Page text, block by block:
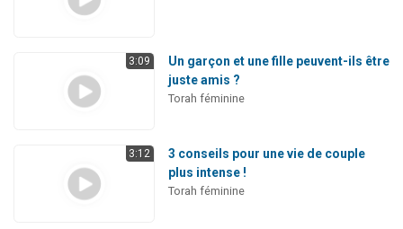
3:09
Un garçon et une fille peuvent-ils être
juste amis ?
Torah féminine
3:12
3 conseils pour une vie de couple
plus intense !
Torah féminine